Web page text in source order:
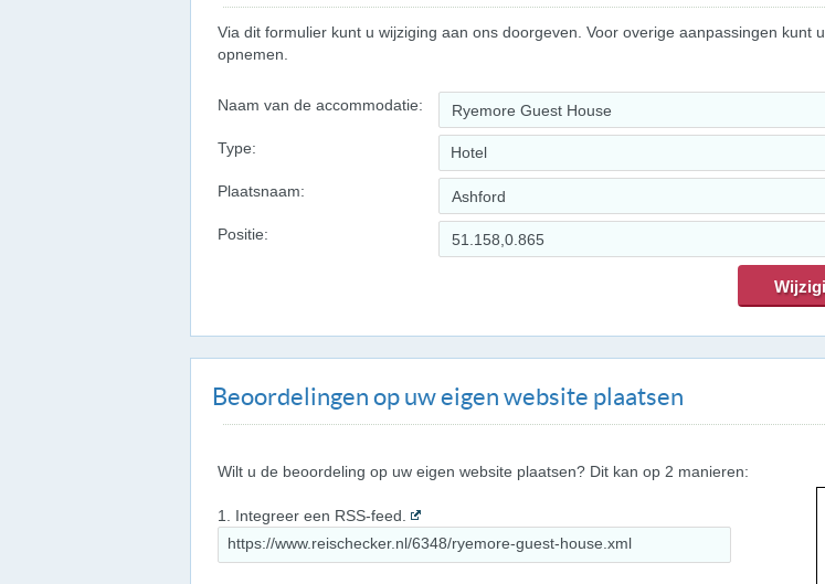
Via dit formulier kunt u wijziging aan ons doorgeven. Voor overige aanpassingen kunt u
opnemen.
Naam van de accommodatie:
Type: Hotel
Plaatsnaam:
Positie:
Beoordelingen op uw eigen website plaatsen
Wilt u de beoordeling op uw eigen website plaatsen? Dit kan op 2 manieren:
1. Integreer een RSS-feed.